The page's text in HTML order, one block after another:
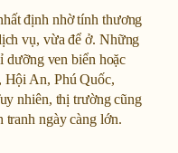
định nhờ tính thương
vụ, vừa để ở. Những
dưỡng ven biển hoặc
Hội An, Phú Quốc,
nhiên, thị trường cũng
tranh ngày càng lớn.